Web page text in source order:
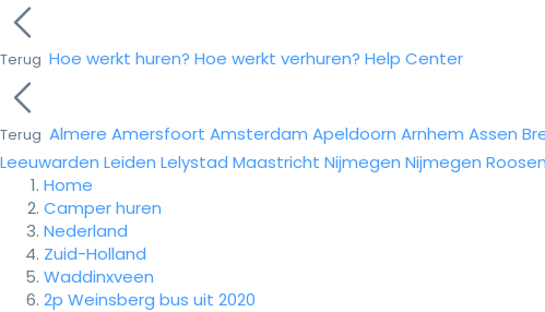
Terug Hoe werkt huren? Hoe werkt verhuren? Help Center
Terug Almere Amersfoort Amsterdam Apeldoorn Arnhem Assen
Leeuwarden Leiden Lelystad Maastricht Nijmegen Nijmegen
Home
Camper huren
Nederland
Zuid-Holland
Waddinxveen
2p Weinsberg bus uit 2020